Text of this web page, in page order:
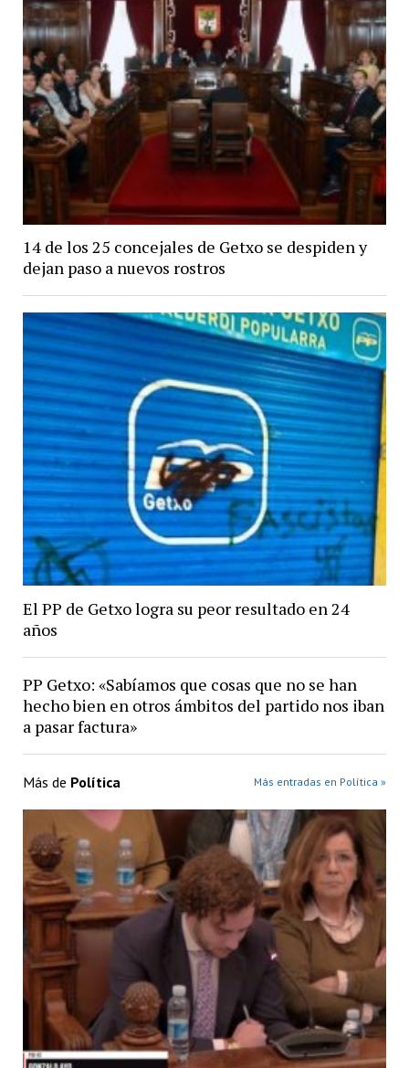
14 de los 25 concejales de Getxo se despiden y
dejan paso a nuevos rostros
El PP de Getxo logra su peor resultado en 24
años
PP Getxo: «Sabíamos que cosas que no se han
hecho bien en otros ámbitos del partido nos iban
a pasar factura»
Más de Política Más entradas en Política »